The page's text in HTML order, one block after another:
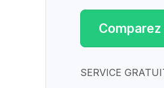
SERVICE